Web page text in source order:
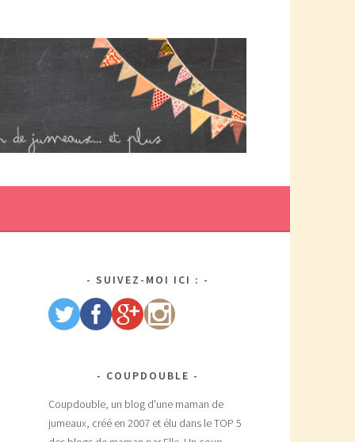
DE TRACAS, MAIS AUSSI DEUX FOIS PLUS D'AMOUR.
SUIVEZ-MOI ICI :
COUPDOUBLE
Coupdouble, un blog d'une maman de
jumeaux, créé en 2007 et élu dans le TOP 5